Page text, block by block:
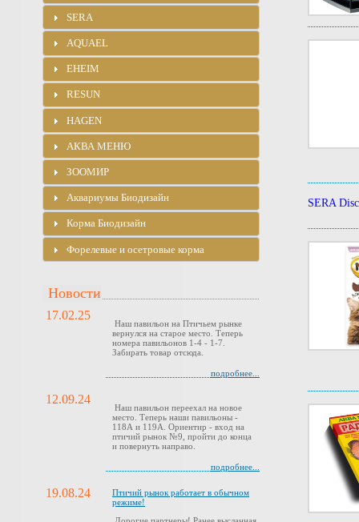
SERA
SERA
AQUAEL
EHEIM
RESUN
HAGEN
АКВА МЕНЮ
ЗООМИР
Аквариумы Биодизайн
Корма Биодизайн
Форелевые и осетровые корма
Новости
17.02.25
Наш павильон на Птичьем рынке
вернулся на старое место. Теперь
номера павильонов 1-4 - 1-7.
Забирать товар отсюда.
подробнее...
12.09.24
Наш павильон переехал на новое
место. Теперь наши павильоны -
118А и 119А. Ориентир - вход на
птичий рынок №9, пройти до конца
и повернуть направо.
подробнее...
19.08.24
Птичий рынок работает в обычном
режиме!